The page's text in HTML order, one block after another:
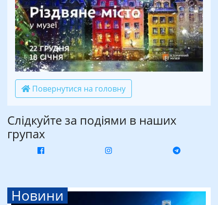
Повернутися на головну
Слідкуйте за подіями в наших
групах
Новини